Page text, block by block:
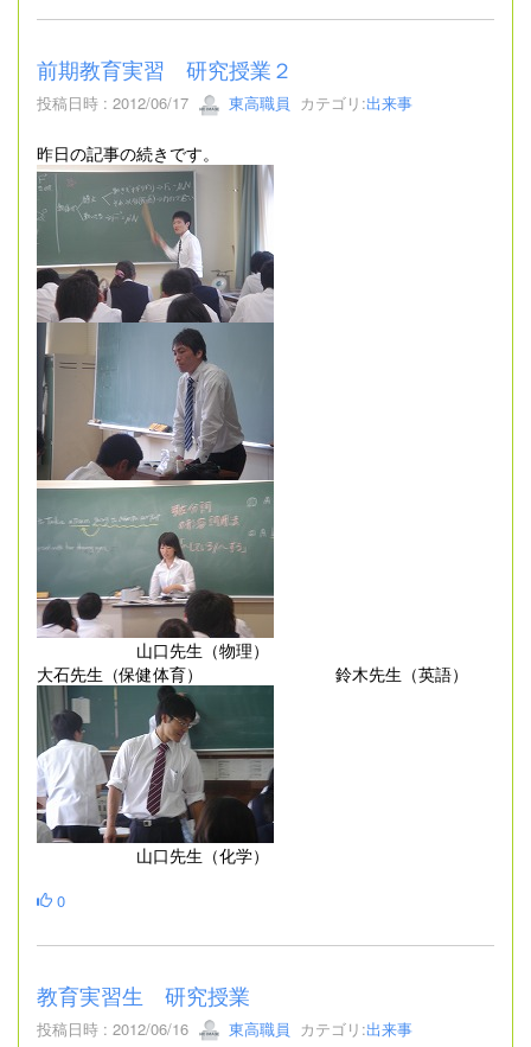
前期教育実習 研究授業２
投稿日時 : 2012/06/17 東高職員 カテゴリ:出来事
昨日の記事の続きです。
山口先生（物理）
大石先生（保健体育） 鈴木先生（英語）
山口先生（化学）
0
教育実習生 研究授業
投稿日時 : 2012/06/16 東高職員 カテゴリ:出来事